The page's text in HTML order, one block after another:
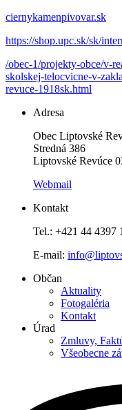
ciernykamenpivovar.sk
https://shop.upc.sk/sk/
/obec-1/projekty-obce/v-
skolskej-telocvicne-v-
revuce-1918sk.html
Adresa
Obec Liptovské
Stredná 386
Liptovské Revúce
Webmail
Kontakt
Tel.: +421 44 4397
E-mail:
Občan
Aktuality
Fotogaléria
Kontakt
Úrad
Zmluvy,
Všeobecne